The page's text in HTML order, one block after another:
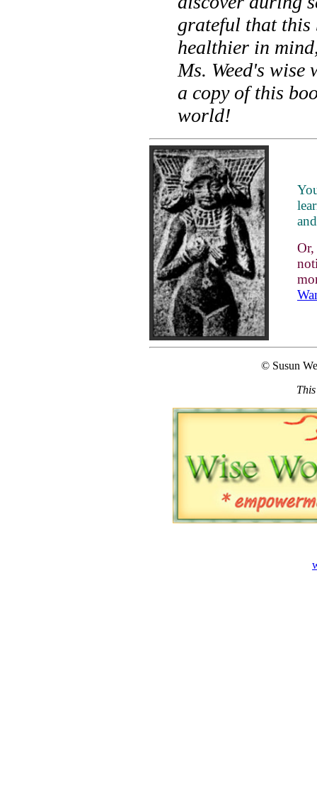
grateful that this
healthier in
Ms. Weed's
a copy of this
world!
Or,
© Susun